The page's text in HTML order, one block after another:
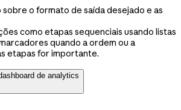
o formato de saída desejado e as
como etapas sequenciais usando listas
quando a ordem ou a
etapas for importante.
de analytics